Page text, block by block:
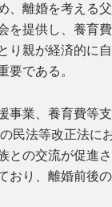
、離婚を考える
を提供し、養育
親が経済的に自
要である。
事業、養育費等
民法等改正法に
との交流が促進
おり、離婚前後